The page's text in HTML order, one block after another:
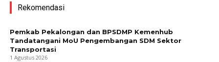
Rekomendasi
Pemkab Pekalongan dan BPSDMP Kemenhub
Tandatangani MoU Pengembangan SDM Sektor
Transportasi
1 Agustus 2026